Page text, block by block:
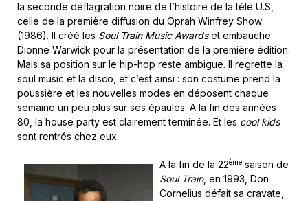
la seconde déflagration noire de l’histoire de la télé U.S,
celle de la première diffusion du Oprah Winfrey Show
(1986). Il créé les Soul Train Music Awardset embauche
Dionne Warwick pour la présentation de la première édition.
Mais sa position sur le hip-hop reste ambiguë. Il regrette la
soul music et la disco, et c’est ainsi : son costume prend la
poussière et les nouvelles modes en déposent chaque
semaine un peu plus sur ses épaules. A la fin des années
80, la house party est clairement terminée. Et les cool kids
sont rentrés chez eux.
A la fin de la 22ème saison de
Soul Train, en 1993, Don
Cornelius défait sa cravate,